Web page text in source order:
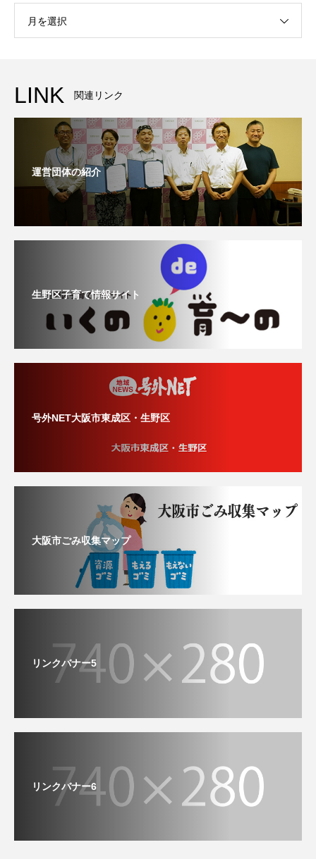
月を選択
LINK 関連リンク
運営団体の紹介
生野区子育て情報サイト
号外NET大阪市東成区・生野区
大阪市ごみ収集マップ
リンクバナー5
リンクバナー6